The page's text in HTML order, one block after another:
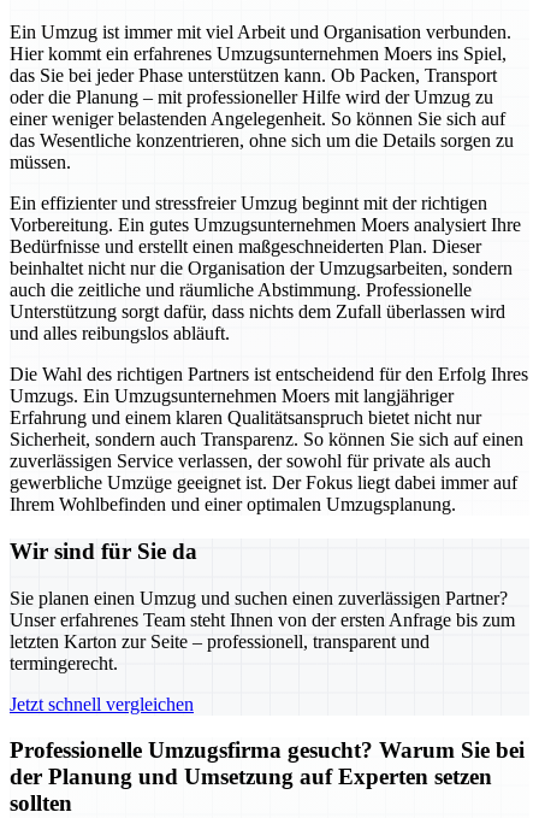
Ein Umzug ist immer mit viel Arbeit und Organisation verbunden.
Hier kommt ein erfahrenes Umzugsunternehmen Moers ins Spiel,
das Sie bei jeder Phase unterstützen kann. Ob Packen, Transport
oder die Planung – mit professioneller Hilfe wird der Umzug zu
einer weniger belastenden Angelegenheit. So können Sie sich auf
das Wesentliche konzentrieren, ohne sich um die Details sorgen zu
müssen.
Ein effizienter und stressfreier Umzug beginnt mit der richtigen
Vorbereitung. Ein gutes Umzugsunternehmen Moers analysiert Ihre
Bedürfnisse und erstellt einen maßgeschneiderten Plan. Dieser
beinhaltet nicht nur die Organisation der Umzugsarbeiten, sondern
auch die zeitliche und räumliche Abstimmung. Professionelle
Unterstützung sorgt dafür, dass nichts dem Zufall überlassen wird
und alles reibungslos abläuft.
Die Wahl des richtigen Partners ist entscheidend für den Erfolg Ihres
Umzugs. Ein Umzugsunternehmen Moers mit langjähriger
Erfahrung und einem klaren Qualitätsanspruch bietet nicht nur
Sicherheit, sondern auch Transparenz. So können Sie sich auf einen
zuverlässigen Service verlassen, der sowohl für private als auch
gewerbliche Umzüge geeignet ist. Der Fokus liegt dabei immer auf
Ihrem Wohlbefinden und einer optimalen Umzugsplanung.
Wir sind für Sie da
Sie planen einen Umzug und suchen einen zuverlässigen Partner?
Unser erfahrenes Team steht Ihnen von der ersten Anfrage bis zum
letzten Karton zur Seite – professionell, transparent und
termingerecht.
Jetzt schnell vergleichen
Professionelle Umzugsfirma gesucht? Warum Sie bei
der Planung und Umsetzung auf Experten setzen
sollten